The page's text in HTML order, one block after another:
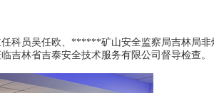
科员吴任欧、******矿山安全监察局吉林局非
吉林省吉泰安全技术服务有限公司督导检查。